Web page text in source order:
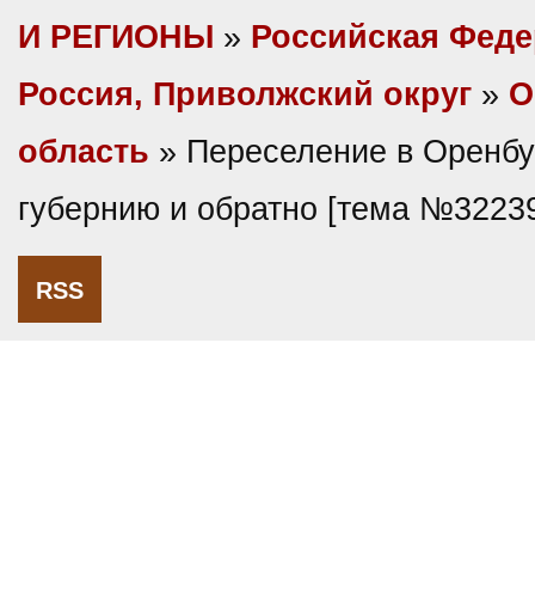
И РЕГИОНЫ » Российская
Россия, Приволжский округ »
область » Переселение в
губернию и обратно [тема
RSS